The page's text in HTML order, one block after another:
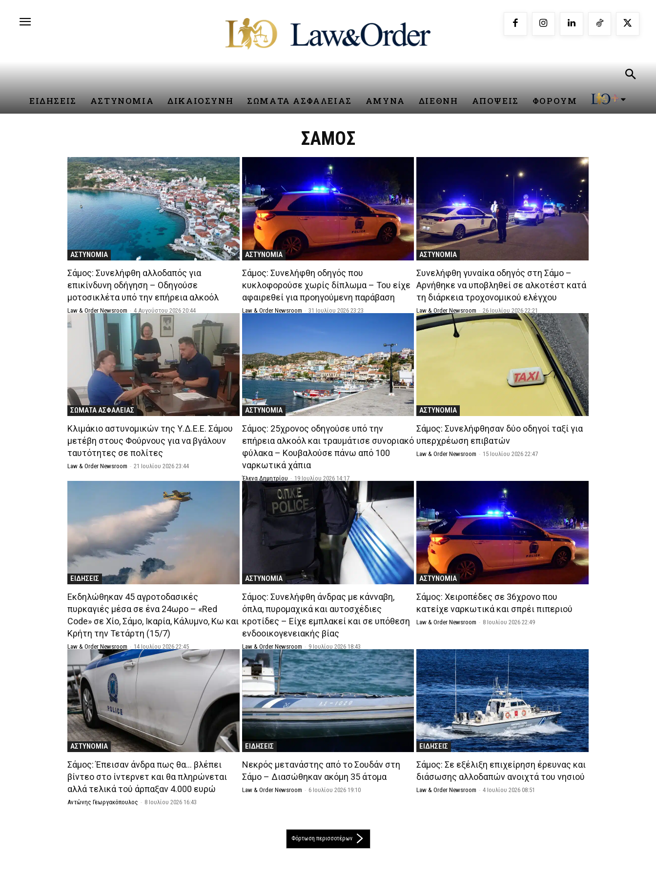
ΕΙΔΗΣΕΙΣ ΑΣΤΥΝΟΜΙΑ ΔΙΚΑΙΟΣΥΝΗ ΣΩΜΑΤΑ ΑΣΦΑΛΕΙΑΣ ΑΜΥΝΑ ΔΙΕΘΝΗ ΑΠΟΨΕΙΣ ΦΟΡΟΥΜ
ΣΑΜΟΣ
ΑΣΤΥΝΟΜΙΑ
Σάμος: Συνελήφθη αλλοδαπός για
επικίνδυνη οδήγηση – Οδηγούσε
μοτοσικλέτα υπό την επήρεια αλκοόλ
Law & Order Newsroom - 4 Αυγούστου 2026 20:44
ΑΣΤΥΝΟΜΙΑ
Σάμος: Συνελήφθη οδηγός που
κυκλοφορούσε χωρίς δίπλωμα – Του είχε
αφαιρεθεί για προηγούμενη παράβαση
Law & Order Newsroom - 31 Ιουλίου 2026 23:23
ΑΣΤΥΝΟΜΙΑ
Συνελήφθη γυναίκα οδηγός στη Σάμο –
Αρνήθηκε να υποβληθεί σε αλκοτέστ κατά
τη διάρκεια τροχονομικού ελέγχου
Law & Order Newsroom - 26 Ιουλίου 2026 22:21
ΣΩΜΑΤΑ ΑΣΦΑΛΕΙΑΣ
Κλιμάκιο αστυνομικών της Υ.Δ.Ε.Ε. Σάμου
μετέβη στους Φούρνους για να βγάλουν
ταυτότητες σε πολίτες
Law & Order Newsroom - 21 Ιουλίου 2026 23:44
ΑΣΤΥΝΟΜΙΑ
Σάμος: 25χρονος οδηγούσε υπό την
επήρεια αλκοόλ και τραυμάτισε συνοριακό
φύλακα – Κουβαλούσε πάνω από 100
ναρκωτικά χάπια
Έλενα Δημητρίου - 19 Ιουλίου 2026 14:17
ΑΣΤΥΝΟΜΙΑ
Σάμος: Συνελήφθησαν δύο οδηγοί ταξί για
υπερχρέωση επιβατών
Law & Order Newsroom - 15 Ιουλίου 2026 22:47
ΕΙΔΗΣΕΙΣ
Εκδηλώθηκαν 45 αγροτοδασικές
πυρκαγιές μέσα σε ένα 24ωρο – «Red
Code» σε Χίο, Σάμο, Ικαρία, Κάλυμνο, Κω και
Κρήτη την Τετάρτη (15/7)
Law & Order Newsroom - 14 Ιουλίου 2026 22:45
ΑΣΤΥΝΟΜΙΑ
Σάμος: Συνελήφθη άνδρας με κάνναβη,
όπλα, πυρομαχικά και αυτοσχέδιες
κροτίδες – Είχε εμπλακεί και σε υπόθεση
ενδοοικογενειακής βίας
Law & Order Newsroom - 9 Ιουλίου 2026 18:43
ΑΣΤΥΝΟΜΙΑ
Σάμος: Χειροπέδες σε 36χρονο που
κατείχε ναρκωτικά και σπρέι πιπεριού
Law & Order Newsroom - 8 Ιουλίου 2026 22:49
ΑΣΤΥΝΟΜΙΑ
Σάμος: Έπεισαν άνδρα πως θα… βλέπει
βίντεο στο ίντερνετ και θα πληρώνεται
αλλά τελικά τού άρπαξαν 4.000 ευρώ
Αντώνης Γεωργακόπουλος - 8 Ιουλίου 2026 16:43
ΕΙΔΗΣΕΙΣ
Νεκρός μετανάστης από το Σουδάν στη
Σάμο – Διασώθηκαν ακόμη 35 άτομα
Law & Order Newsroom - 6 Ιουλίου 2026 19:10
ΕΙΔΗΣΕΙΣ
Σάμος: Σε εξέλιξη επιχείρηση έρευνας και
διάσωσης αλλοδαπών ανοιχτά του νησιού
Law & Order Newsroom - 4 Ιουλίου 2026 08:51
Φόρτωση περισσοτέρων